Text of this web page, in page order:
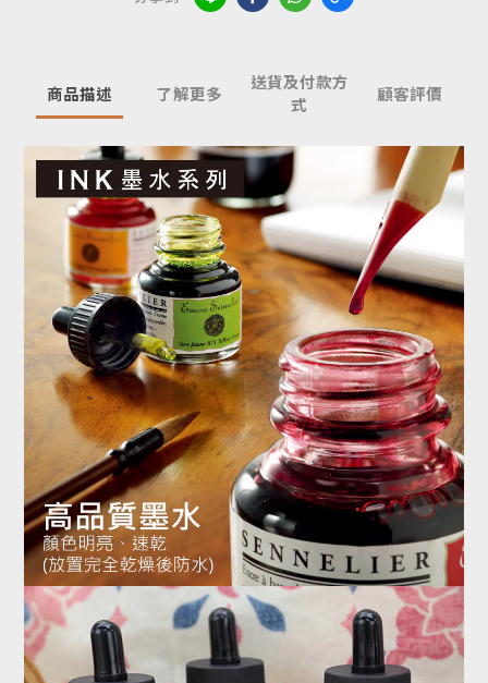
商品描述 了解更多
送貨及付款方
式
顧客評價